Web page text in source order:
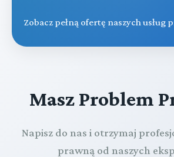
Zobacz pełną ofertę naszych usług
Masz Problem
Napisz do nas i otrzymaj
prawną od naszych